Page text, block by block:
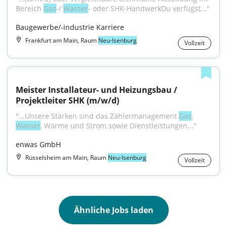
Bereich Gas-/ Wasser- oder SHK-HandwerkDu verfügst..."
Baugewerbe/-industrie Karriere
Frankfurt am Main, Raum Neu-Isenburg Vollzeit
Meister Installateur- und Heizungsbau /
Projektleiter SHK (m/w/d)
"...Unsere Stärken sind das Zählermanagement Gas
Wasser, Wärme und Strom sowie Dienstleistungen..."
enwas GmbH
Rüsselsheim am Main, Raum Neu-Isenburg Vollzeit
Ähnliche Jobs laden